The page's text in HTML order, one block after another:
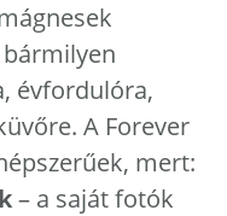
évfordulóra,
A Forever
mert:
– a saját fotók